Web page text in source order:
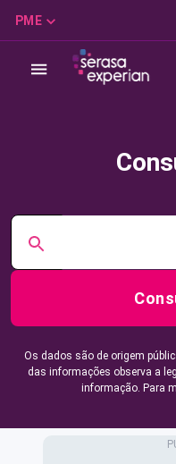
PME
Os dados são de origem
das informações observa a
informação. Para